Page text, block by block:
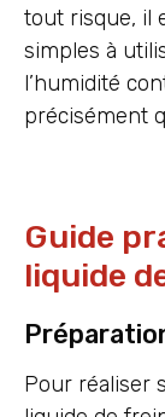
tout risque, il
simples à
l’humidité
précisément
Guide
liquide
Pour réaliser